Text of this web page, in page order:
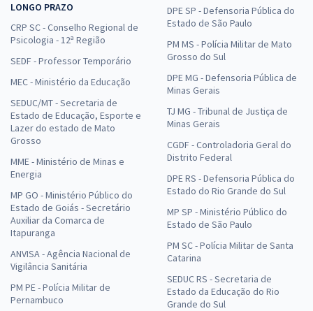
LONGO PRAZO
CRP SC - Conselho Regional de
Psicologia - 12ª Região
SEDF - Professor Temporário
MEC - Ministério da Educação
SEDUC/MT - Secretaria de
Estado de Educação, Esporte e
Lazer do estado de Mato
Grosso
MME - Ministério de Minas e
Energia
MP GO - Ministério Público do
Estado de Goiás - Secretário
Auxiliar da Comarca de
Itapuranga
ANVISA - Agência Nacional de
Vigilância Sanitária
PM PE - Polícia Militar de
Pernambuco
DPE SP - Defensoria Pública do
Estado de São Paulo
PM MS - Polícia Militar de Mato
Grosso do Sul
DPE MG - Defensoria Pública de
Minas Gerais
TJ MG - Tribunal de Justiça de
Minas Gerais
CGDF - Controladoria Geral do
Distrito Federal
DPE RS - Defensoria Pública do
Estado do Rio Grande do Sul
MP SP - Ministério Público do
Estado de São Paulo
PM SC - Polícia Militar de Santa
Catarina
SEDUC RS - Secretaria de
Estado da Educação do Rio
Grande do Sul